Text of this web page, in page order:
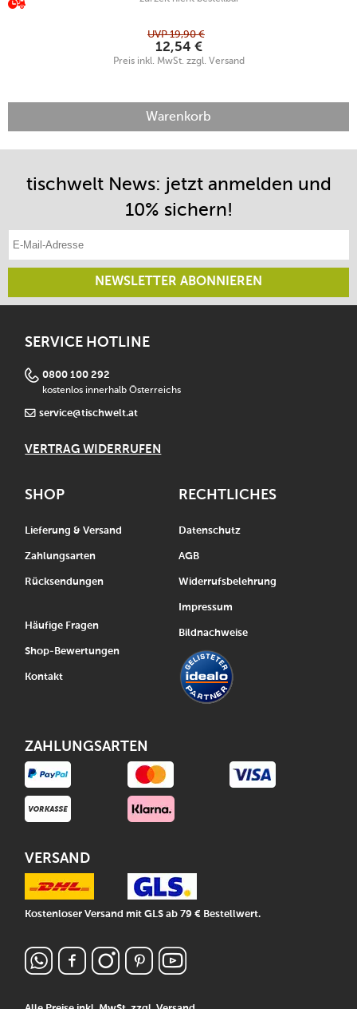
UVP19,90 €
12,54 €
Preis inkl. MwSt. zzgl. Versand
Warenkorb
tischwelt News: jetzt anmelden und
10% sichern!
E-Mail-Adresse eintragen
NEWSLETTER ABONNIEREN
SERVICE HOTLINE
0800 100 292
kostenlos innerhalb Österreichs
service@tischwelt.at
VERTRAG WIDERRUFEN
SHOP
Lieferung & Versand
Zahlungsarten
Rücksendungen
Häufige Fragen
Shop-Bewertungen
Kontakt
RECHTLICHES
Datenschutz
AGB
Widerrufsbelehrung
Impressum
Bildnachweise
ZAHLUNGSARTEN
VERSAND
Kostenloser Versand mit GLS ab 79 € Bestellwert.